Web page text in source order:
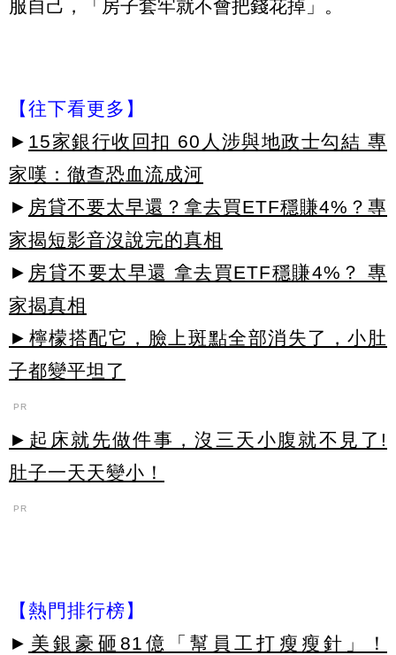
服自己，「房子套牢就不會把錢花掉」。
【往下看更多】
► 15家銀行收回扣 60人涉與地政士勾結 專
家嘆：徹查恐血流成河
► 房貸不要太早還？拿去買ETF穩賺4%？專
家揭短影音沒說完的真相
► 房貸不要太早還 拿去買ETF穩賺4%？ 專
家揭真相
►檸檬搭配它，臉上斑點全部消失了，小肚
子都變平坦了
PR
►起床就先做件事，沒三天小腹就不見了!
肚子一天天變小！
PR
【熱門排行榜】
► 美銀豪砸81億「幫員工打瘦瘦針」！